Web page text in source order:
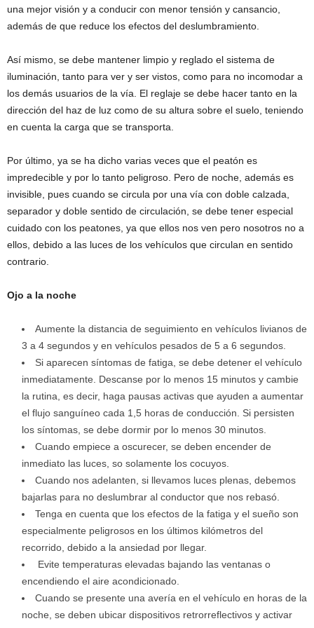
una mejor visión y a conducir con menor tensión y cansancio,
además de que reduce los efectos del deslumbramiento.
Así mismo, se debe mantener limpio y reglado el sistema de
iluminación, tanto para ver y ser vistos, como para no incomodar a
los demás usuarios de la vía. El reglaje se debe hacer tanto en la
dirección del haz de luz como de su altura sobre el suelo, teniendo
en cuenta la carga que se transporta.
Por último, ya se ha dicho varias veces que el peatón es
impredecible y por lo tanto peligroso. Pero de noche, además es
invisible, pues cuando se circula por una vía con doble calzada,
separador y doble sentido de circulación, se debe tener especial
cuidado con los peatones, ya que ellos nos ven pero nosotros no a
ellos, debido a las luces de los vehículos que circulan en sentido
contrario.
Ojo a la noche
Aumente la distancia de seguimiento en vehículos livianos de
3 a 4 segundos y en vehículos pesados de 5 a 6 segundos.
Si aparecen síntomas de fatiga, se debe detener el vehículo
inmediatamente. Descanse por lo menos 15 minutos y cambie
la rutina, es decir, haga pausas activas que ayuden a aumentar
el flujo sanguíneo cada 1,5 horas de conducción. Si persisten
los síntomas, se debe dormir por lo menos 30 minutos.
Cuando empiece a oscurecer, se deben encender de
inmediato las luces, so solamente los cocuyos.
Cuando nos adelanten, si llevamos luces plenas, debemos
bajarlas para no deslumbrar al conductor que nos rebasó.
Tenga en cuenta que los efectos de la fatiga y el sueño son
especialmente peligrosos en los últimos kilómetros del
recorrido, debido a la ansiedad por llegar.
Evite temperaturas elevadas bajando las ventanas o
encendiendo el aire acondicionado.
Cuando se presente una avería en el vehículo en horas de la
noche, se deben ubicar dispositivos retrorreflectivos y activar